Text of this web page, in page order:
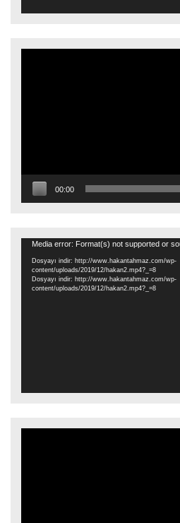
00:00
Video
oynatıcı
Media error: Format(s) not supported or
Dosyayı indir: http://www.hakantahmaz.com/wp-
content/uploads/2019/12/hakan2.mp4?_=8
Dosyayı indir: http://www.hakantahmaz.com/wp-
content/uploads/2019/12/hakan2.mp4?_=8